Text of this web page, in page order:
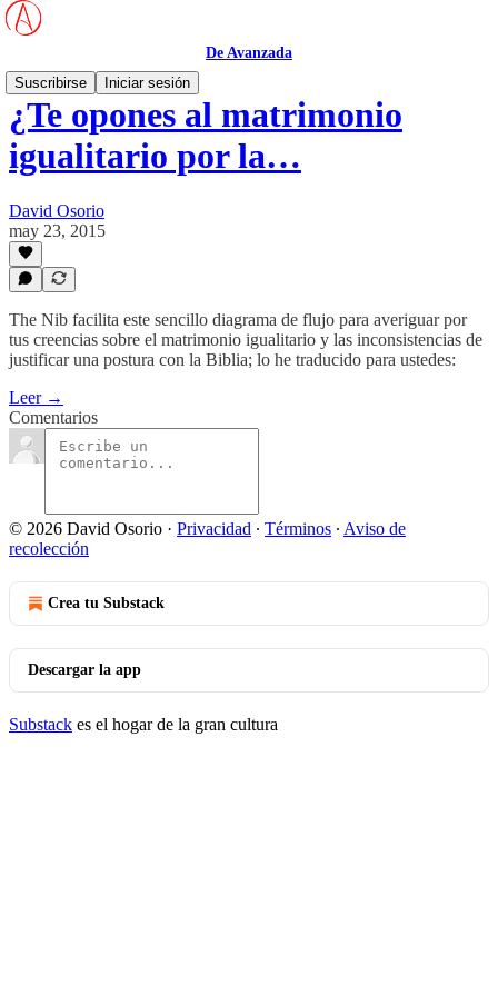
De Avanzada
Suscribirse
Iniciar sesión
¿Te opones al matrimonio
igualitario por la…
David Osorio
may 23, 2015
The Nib facilita este sencillo diagrama de flujo para averiguar por
tus creencias sobre el matrimonio igualitario y las inconsistencias de
justificar una postura con la Biblia; lo he traducido para ustedes:
Leer →
Comentarios
© 2026 David Osorio · Privacidad ∙ Términos ∙ Aviso de
recolección
Crea tu Substack
Descargar la app
Substack es el hogar de la gran cultura